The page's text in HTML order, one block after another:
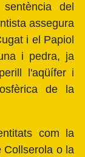
del
assegura
i el Papiol
i pedra, ja
l'aqüífer i
de la
com la
Collserola o la